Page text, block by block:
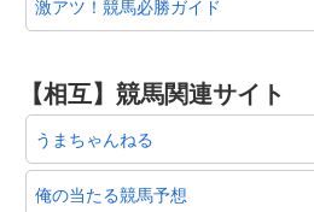
激アツ！競馬必勝ガイド
【相互】競馬関連サイト
うまちゃんねる
俺の当たる競馬予想